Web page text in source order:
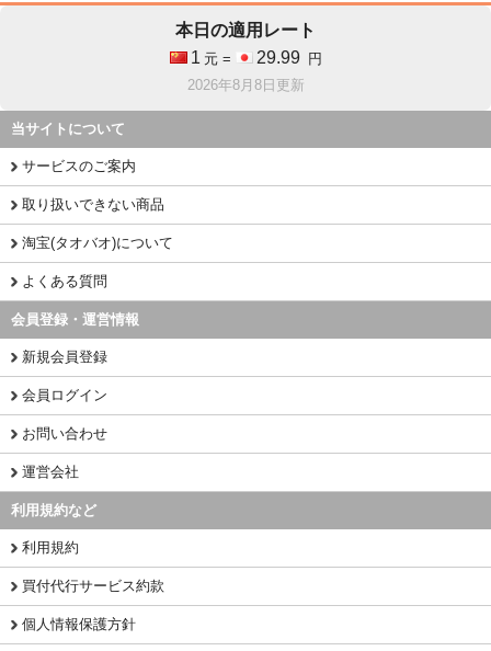
本日の適用レート
1 元 = 29.99
円
2026年8月8日更新
当サイトについて
サービスのご案内
取り扱いできない商品
淘宝(タオバオ)について
よくある質問
会員登録・運営情報
新規会員登録
会員ログイン
お問い合わせ
運営会社
利用規約など
利用規約
買付代行サービス約款
個人情報保護方針